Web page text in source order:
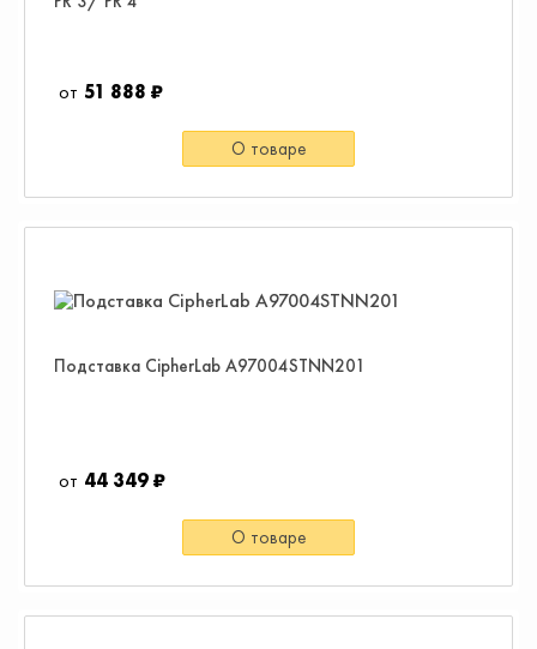
51 888 ₽
О товаре
Подставка CipherLab A97004STNN201
44 349 ₽
О товаре